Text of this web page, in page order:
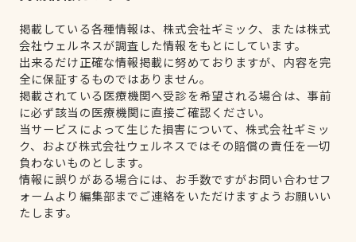
掲載している各種情報は、株式会社ギミック、または株式
会社ウェルネスが調査した情報をもとにしています。
出来るだけ正確な情報掲載に努めておりますが、内容を完
全に保証するものではありません。
掲載されている医療機関へ受診を希望される場合は、事前
に必ず該当の医療機関に直接ご確認ください。
当サービスによって生じた損害について、株式会社ギミッ
ク、および株式会社ウェルネスではその賠償の責任を一切
負わないものとします。
情報に誤りがある場合には、お手数ですがお問い合わせフ
ォームより編集部までご連絡をいただけますようお願いい
たします。